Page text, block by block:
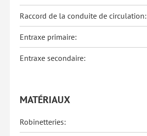
Raccord de la conduite de circulation:
Entraxe primaire:
Entraxe secondaire:
MATÉRIAUX
Robinetteries: